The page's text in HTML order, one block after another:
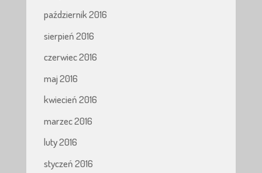
październik 2016
sierpień 2016
czerwiec 2016
maj 2016
kwiecień 2016
marzec 2016
luty 2016
styczeń 2016